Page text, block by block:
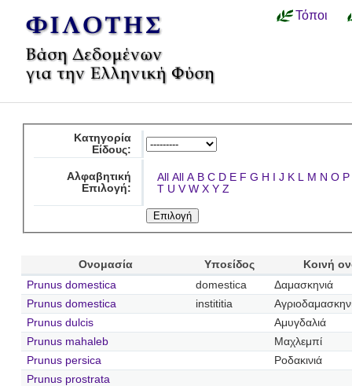
Τόποι
Κατηγορία
Είδους:
Αλφαβητική
Επιλογή:
All All A B C D E F G H I J K L M N O P
T U V W X Y Z
Ονομασία Υποείδος
Κοινή
Prunus domestica
domestica
Δαμασκηνιά
Prunus domestica
instititia
Prunus dulcis
Αμυγδαλιά
Prunus mahaleb
Μαχλεμπί
Prunus persica
Ροδακινιά
Prunus prostrata